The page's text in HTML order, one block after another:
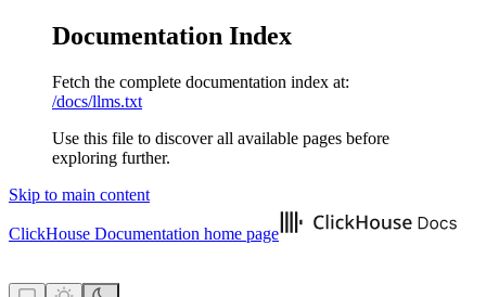
Documentation Index
Fetch the complete documentation index at:
/docs/llms.txt
Use this file to discover all available pages before
exploring further.
Skip to main content
ClickHouse Documentation home page